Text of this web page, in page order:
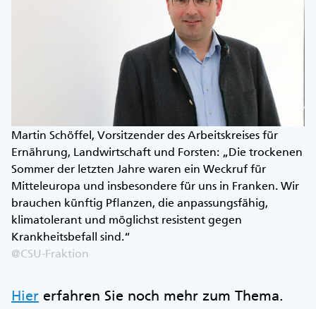
Martin Schöffel, Vorsitzender des Arbeitskreises für
Ernährung, Landwirtschaft und Forsten: „Die trockenen
Sommer der letzten Jahre waren ein Weckruf für
Mitteleuropa und insbesondere für uns in Franken. Wir
brauchen künftig Pflanzen, die anpassungsfähig,
klimatolerant und möglichst resistent gegen
Krankheitsbefall sind.“
@CSU-Fraktion
Hier erfahren Sie noch mehr zum Thema.